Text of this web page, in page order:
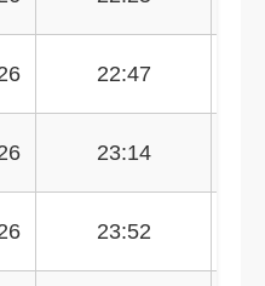
22:47
23:14
23:52